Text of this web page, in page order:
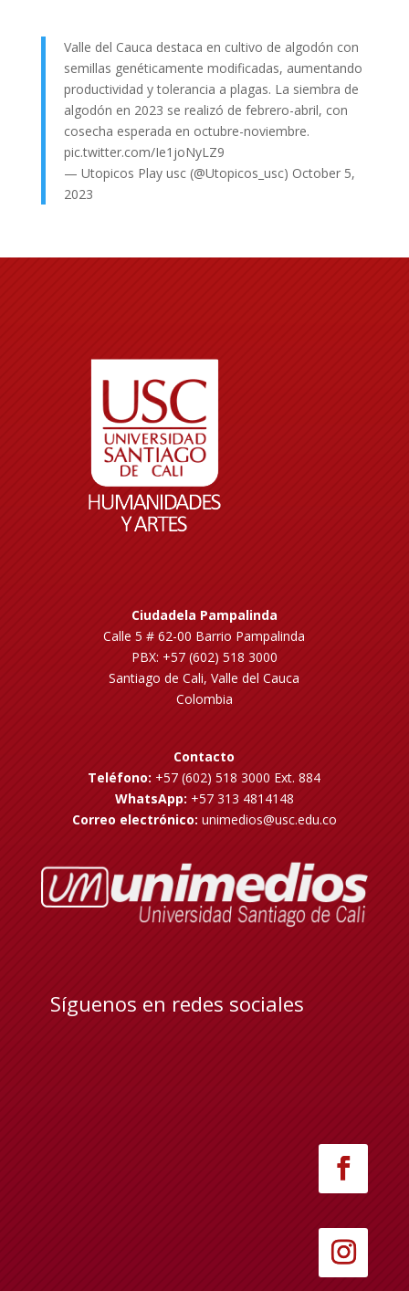
Valle del Cauca destaca en cultivo de algodón con
semillas genéticamente modificadas, aumentando
productividad y tolerancia a plagas. La siembra de
algodón en 2023 se realizó de febrero-abril, con
cosecha esperada en octubre-noviembre.
pic.twitter.com/Ie1joNyLZ9
— Utopicos Play usc (@Utopicos_usc) October 5,
2023
Ciudadela Pampalinda
Calle 5 # 62-00 Barrio Pampalinda
PBX: +57 (602) 518 3000
Santiago de Cali, Valle del Cauca
Colombia
Contacto
Teléfono: +57 (602) 518 3000 Ext. 884
WhatsApp: +57 313 4814148
Correo electrónico: unimedios@usc.edu.co
Síguenos en redes sociales